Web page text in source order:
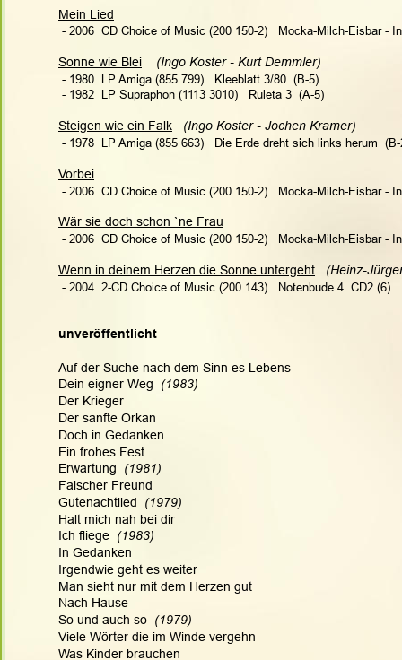
Mein Lied
- 2006  CD Choice of Music (200 150-2)   Mocka-Milch-Eisbar -
Sonne wie Blei
(Ingo Koster - Kurt Demmler)
- 1980  LP Amiga (855 799)   Kleeblatt 3/80  (B-5)
- 1982  LP Supraphon (1113 3010)   Ruleta 3  (A-5)
Steigen wie ein Falk
(Ingo Koster - Jochen Kramer)
- 1978  LP Amiga (855 663)   Die Erde dreht sich links herum  (B-
Vorbei
- 2006  CD Choice of Music (200 150-2)   Mocka-Milch-Eisbar -
Wär sie doch schon `ne Frau
- 2006  CD Choice of Music (200 150-2)   Mocka-Milch-Eisbar -
Wenn in deinem Herzen die Sonne untergeht
(Heinz-
- 2004  2-CD Choice of Music (200 143)   Notenbude 4  CD2 (6)
unveröffentlicht
Auf der Suche nach dem Sinn es Lebens
Dein eigner Weg (1983)
Der Krieger
Der sanfte Orkan
Doch in Gedanken
Ein frohes Fest
Erwartung (1981)
Falscher Freund
Gutenachtlied
(1979)
Halt mich nah bei dir
Ich fliege (1983)
In Gedanken
Irgendwie geht es weiter
Man sieht nur mit dem Herzen gut
Nach Hause
So und auch so (1979)
Viele Wörter die im Winde vergehn
Was Kinder brauchen